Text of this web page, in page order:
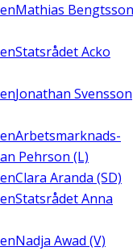
Mathias Bengtsson
Statsrådet Acko
Jonathan Svensson
Arbetsmarknads-
Pehrson (L)
Clara Aranda (SD)
Statsrådet Anna
Nadja Awad (V)